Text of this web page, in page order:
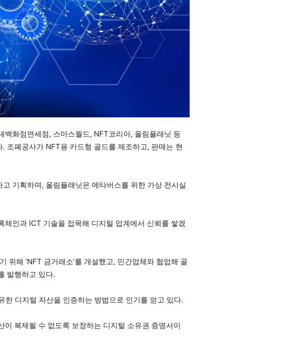
화점면세점, 스마스월드, NFT코리아, 올림플래닛 등
조폐공사가 NFT용 카드형 골드를 제조하고, 판매는 현
기획하며, 올림플래닛은 메타버스를 위한 가상 전시실
인과 ICT 기술을 접목해 디지털 업계에서 신뢰를 쌓겠
위해 ‘NFT 금거래소’를 개설했고, 민간업체와 협업해 골
발행하고 있다.
디지털 자산을 인증하는 방법으로 인기를 얻고 있다.
복제될 수 없도록 보장하는 디지털 소유권 증명서이